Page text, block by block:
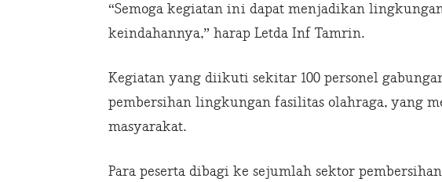
“Semoga kegiatan ini dapat menjadikan
keindahannya,” harap Letda Inf Tamrin.
Kegiatan yang diikuti sekitar 100 personel
pembersihan lingkungan fasilitas olahraga, yang
masyarakat.
Para peserta dibagi ke sejumlah sektor